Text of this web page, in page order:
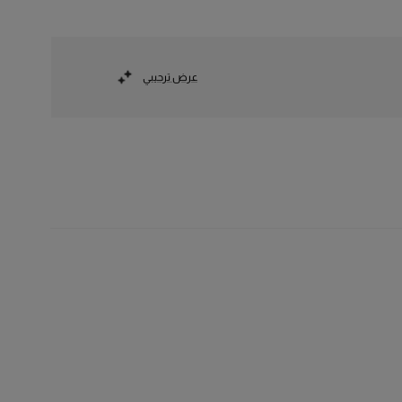
عرض ترحيبي